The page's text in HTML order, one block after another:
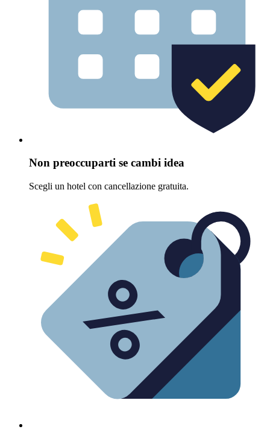
Non preoccuparti se cambi idea
Scegli un hotel con cancellazione gratuita.